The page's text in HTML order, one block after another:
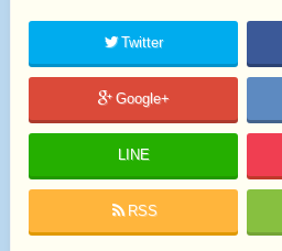
Twitter
Google+
LINE
RSS